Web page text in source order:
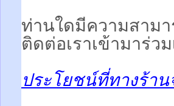
ท่านใดมีความสาม
ติดต่อเราเข้ามาร่ว
ประโยชน์ที่ทางร้าน